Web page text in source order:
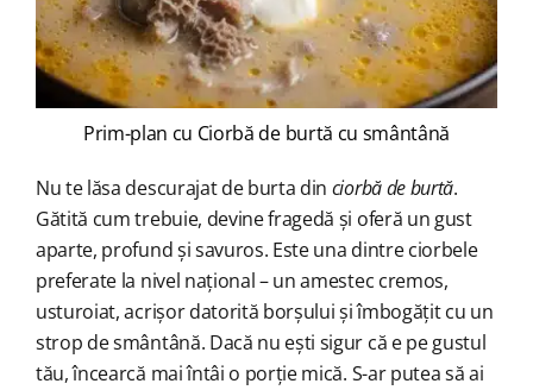
Prim-plan cu Ciorbă de burtă cu smântână
Nu te lăsa descurajat de burta din ciorbă de burtă.
Gătită cum trebuie, devine fragedă și oferă un gust
aparte, profund și savuros. Este una dintre ciorbele
preferate la nivel național – un amestec cremos,
usturoiat, acrișor datorită borșului și îmbogățit cu un
strop de smântână. Dacă nu ești sigur că e pe gustul
tău, încearcă mai întâi o porție mică. S-ar putea să ai